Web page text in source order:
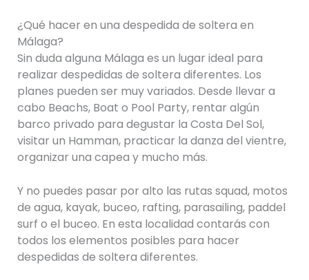
¿Qué hacer en una despedida de soltera en
Málaga?
Sin duda alguna Málaga es un lugar ideal para
realizar despedidas de soltera diferentes. Los
planes pueden ser muy variados. Desde llevar a
cabo Beachs, Boat o Pool Party, rentar algún
barco privado para degustar la Costa Del Sol,
visitar un Hamman, practicar la danza del vientre,
organizar una capea y mucho más.
Y no puedes pasar por alto las rutas squad, motos
de agua, kayak, buceo, rafting, parasailing, paddel
surf o el buceo. En esta localidad contarás con
todos los elementos posibles para hacer
despedidas de soltera diferentes.